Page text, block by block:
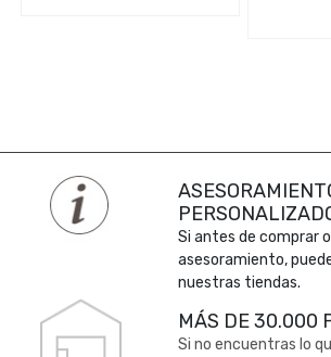
Si antes de comprar
asesoramiento,
nuestras tiendas.
MÁS DE 30.000
Si no encuentras lo